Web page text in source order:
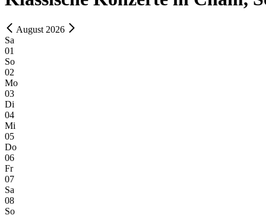
August 2026
Sa
01
So
02
Mo
03
Di
04
Mi
05
Do
06
Fr
07
Sa
08
So